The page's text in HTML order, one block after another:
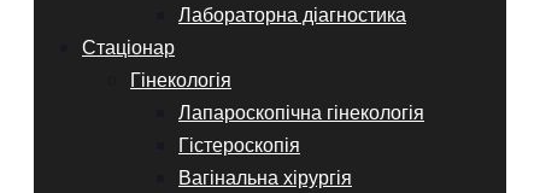
Лабораторна діагностика
Стаціонар
Гінекологія
Лапароскопічна гінекологія
Гістероскопія
Вагінальна хірургія